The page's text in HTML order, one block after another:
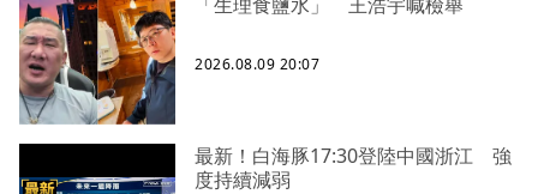
2026.08.09 20:07
最新！白海豚17:30登陸中國浙江 強
度持續減弱